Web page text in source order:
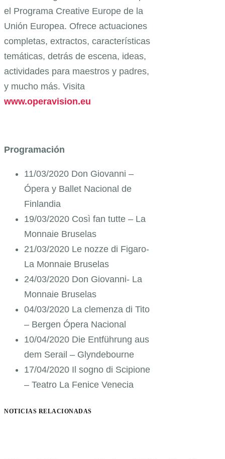
el Programa Creative Europe de la
Unión Europea. Ofrece actuaciones
completas, extractos, características
temáticas, detrás de escena, ideas,
actividades para maestros y padres,
y mucho más. Visita
www.operavision.eu
Programación
11/03/2020 Don Giovanni –
Ópera y Ballet Nacional de
Finlandia
19/03/2020 Così fan tutte – La
Monnaie Bruselas
21/03/2020 Le nozze di Figaro-
La Monnaie Bruselas
24/03/2020 Don Giovanni- La
Monnaie Bruselas
04/03/2020 La clemenza di Tito
– Bergen Ópera Nacional
10/04/2020 Die Entführung aus
dem Serail – Glyndebourne
17/04/2020 Il sogno di Scipione
– Teatro La Fenice Venecia
NOTICIAS RELACIONADAS